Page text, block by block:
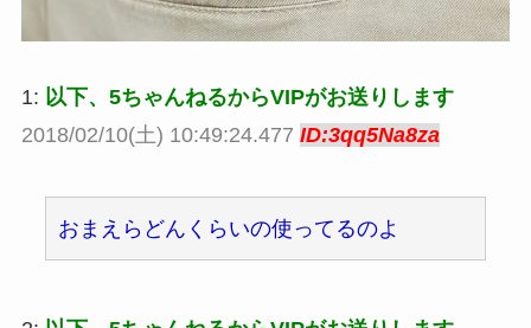
1: 以下、5ちゃんねるからVIPがお送りします
2018/02/10(土) 10:49:24.477 ID:3qq5Na8za
おまえらどんくらいの使ってるのよ